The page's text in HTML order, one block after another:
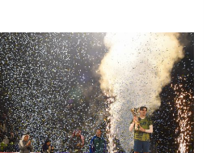
سيل الخير يروي ملاعب الكوكب